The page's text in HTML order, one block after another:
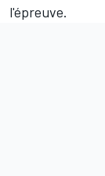
l'épreuve.